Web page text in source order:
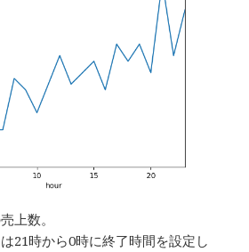
上数。
21時から0時に終了時間を設定し